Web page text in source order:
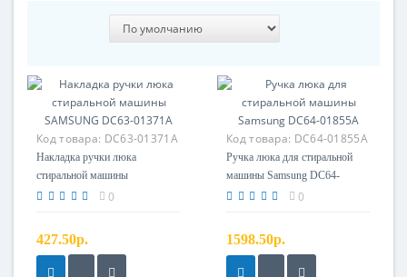
Код товара: DC63-01371A
Накладка ручки люка
стиральной машины
SAMSUNG DC63-01371A
0
427.50р.
Код товара: DC64-01855A
Ручка люка для стиральной
машины Samsung DC64-
01855A
0
1598.50р.